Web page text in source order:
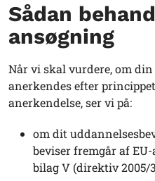
Sådan
ansøgning
Når vi skal vurdere, om
anerkendes efter
anerkendelse, ser vi på:
om dit
beviser fremgår af
bilag V (direktiv 2005/